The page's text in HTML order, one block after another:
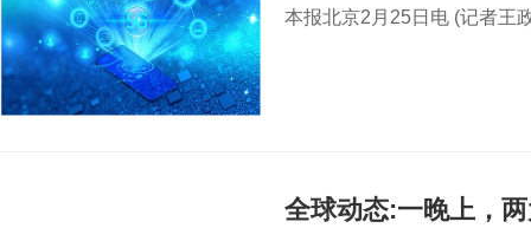
本报北京2月25日电 (记者王
全球动态:一晚上，